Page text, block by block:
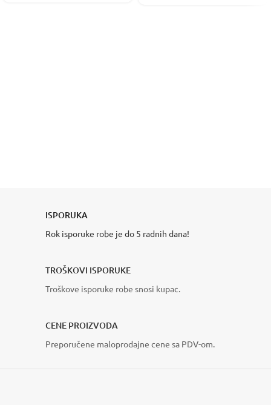
KAPIJEISPORUKA
Rok isporuke robe je do 5 radnih dana!
TROŠKOVI ISPORUKE
Troškove isporuke robe snosi kupac.
CENE PROIZVODA
Preporučene maloprodajne cene sa PDV-om.